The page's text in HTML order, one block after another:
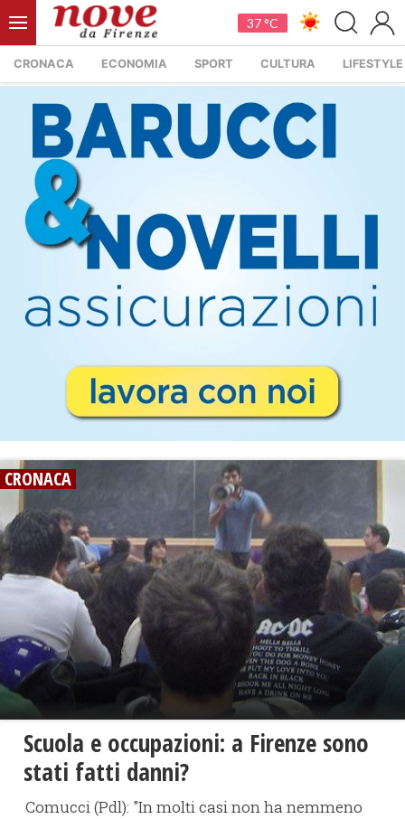
37 °C
CRONACA ECONOMIA SPORT CULTURA LIFESTYLE
CRONACA
Scuola e occupazioni: a Firenze sono
stati fatti danni?
Comucci (Pdl): "In molti casi non ha nemmeno